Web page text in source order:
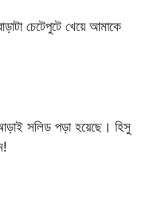
চেটেপুটে খেয়ে আমাকে
সলিড পড়া হয়েছে। হিসু